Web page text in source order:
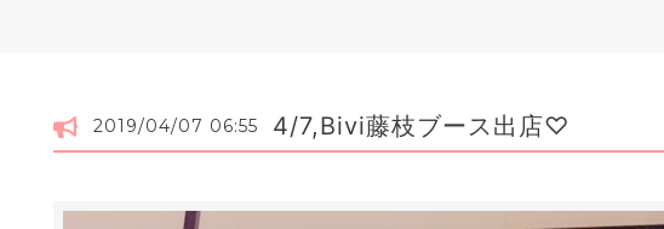
2019/04/07 06:55 4/7,Bivi藤枝ブース出店♡